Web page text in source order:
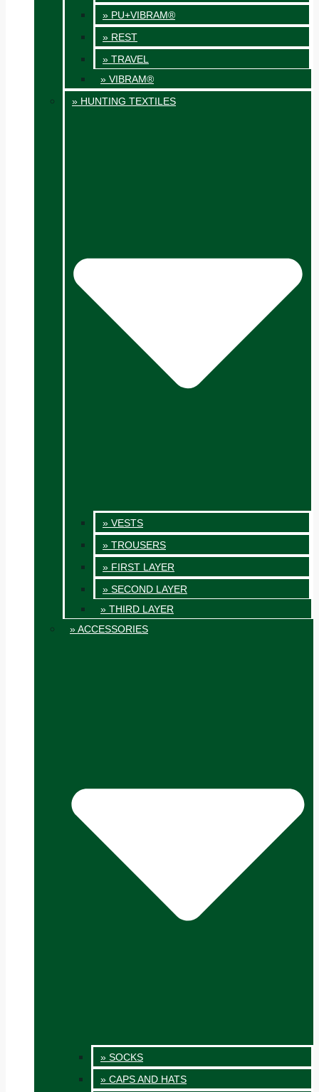
» PU+VIBRAM®
» REST
» TRAVEL
» VIBRAM®
» HUNTING TEXTILES
» VESTS
» TROUSERS
» FIRST LAYER
» SECOND LAYER
» THIRD LAYER
» ACCESSORIES
» SOCKS
» CAPS AND HATS